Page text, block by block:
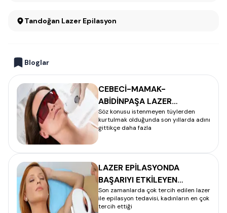
Tandoğan Lazer Epilasyon
Bloglar
CEBECİ-MAMAK-
ABİDİNPAŞA LAZER
EPİLASYON
Söz konusu istenmeyen tüylerden
kurtulmak olduğunda son yıllarda adını
gittikçe daha fazla
LAZER EPİLASYONDA
BAŞARIYI ETKİLEYEN
FAKTÖRLER NELERDİR?
Son zamanlarda çok tercih edilen lazer
ile epilasyon tedavisi, kadınların en çok
tercih ettiği